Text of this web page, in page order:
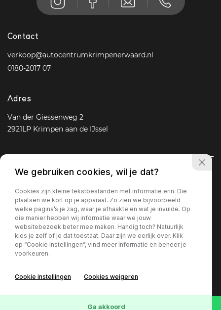
Contact
verkoop@autocentrumkrimpenerwaard.nl
0180-2017 07
Adres
Van der Giessenweg 2
2921LP Krimpen aan de IJssel
AanbodDiensten Over onsVacatureContact
Openingstijden
Ma - Vr
09 : 00 - 18 : 00
Privacy policy
We gebruiken cookies, wil je dat?
Cookies zijn kleine tekstbestanden met informatie erin. Die
plaatsen we kort op je apparaat. Zo zien we bijvoorbeeld
welke pagina’s je zag, waar je afhaakte en wat je invulde. Op
die manier hebben wij informatie waar we jouw
websitebezoek beter mee maken. Handig toch? Natuurlijk
kies je zelf of je dat toestaat. Daar zijn we eerlijk over. Klik
op “Cookie instellingen”, vind meer informatie en beheer je
voorkeuren.
Cookie instellingen Cookies weigeren
Ga akkoord